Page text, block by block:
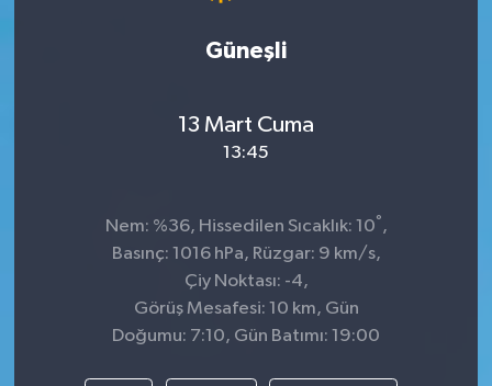
Güneşli
13 Mart Cuma
13:45
Nem: %36, Hissedilen Sıcaklık: 10°,
Basınç: 1016 hPa, Rüzgar: 9 km/s,
Çiy Noktası: -4,
Görüş Mesafesi: 10 km, Gün
Doğumu: 7:10, Gün Batımı: 19:00